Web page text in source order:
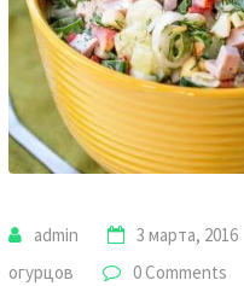
admin 3 марта, 2016
огурцов
0 Comments